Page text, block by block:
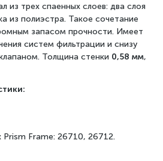
из трех спаенных слоев: два слоя
из полиэстра. Такое сочетание
запасом прочности. Имеет
систем фильтрации и снизу
Толщина стенки 0,58 мм,
Frame: 26710, 26712.